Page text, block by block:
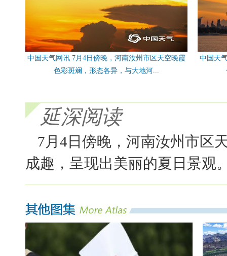
中国天气网讯 7月4日傍晚，河南汝州市区天空晚霞
色彩斑斓，形态各异，与大地河...
中国天
延深阅读
7月4日傍晚，河南汝州市区
成趣，呈现出美丽的夏日景观